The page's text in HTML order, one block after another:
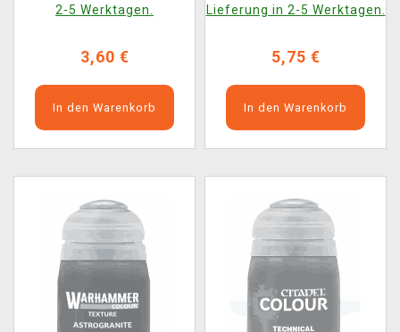
2-5 Werktagen.
3,60 €
In den Warenkorb
Lieferung in 2-5 Werktagen.
5,75 €
In den Warenkorb